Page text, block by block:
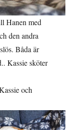
Hanen med
den andra
Båda är
Kassie sköter
och